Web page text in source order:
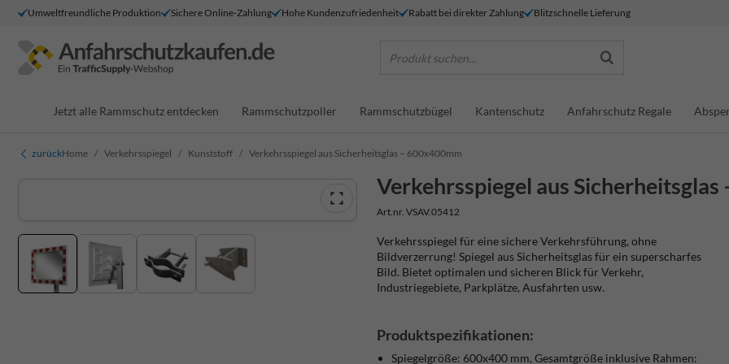
Umweltfreundliche Produktion Sichere Online-Zahlung Hohe Kundenzufriedenheit Rabatt bei direkter Zahlung Blitzschnelle Lieferung
Produkt suchen...
Jetzt alle Rammschutz entdecken Rammschutzpoller Rammschutzbügel Kantenschutz Anfahrschutz Regale
zurückHome Verkehrsspiegel Kunststoff Verkehrsspiegel aus Sicherheitsglas – 600x400mm
Verkehrsspiegel aus
Art.nr. VSAV.05412
Verkehrsspiegel für eine sichere Verkehrsführung, ohne
Bildverzerrung!Spiegel aus Sicherheitsglas für ein superscharfes
Bild. Bietet optimalen und sicheren Blick für Verkehr,
Industriegebiete, Parkplätze, Ausfahrten usw.
Produktspezifikationen:
Spiegelgröße: 600x400 mm, Gesamtgröße inklusive Rahmen: